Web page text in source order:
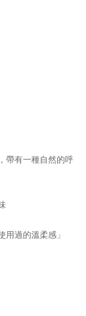
帶有一種自然的呼
用過的溫柔感」